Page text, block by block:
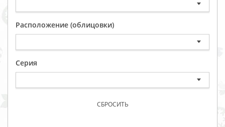
Расположение (облицовки)
Серия
СБРОСИТЬ